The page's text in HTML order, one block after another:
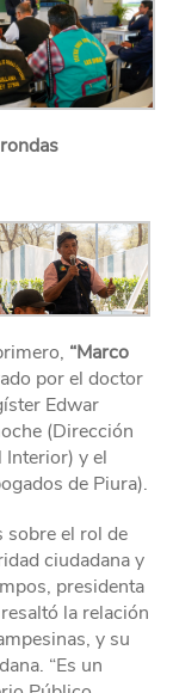
“Marco
por el doctor
Edwar
(Dirección
Interior) y el
de Piura).
sobre el rol de
ciudadana y
presidenta
la relación
y su
“Es un